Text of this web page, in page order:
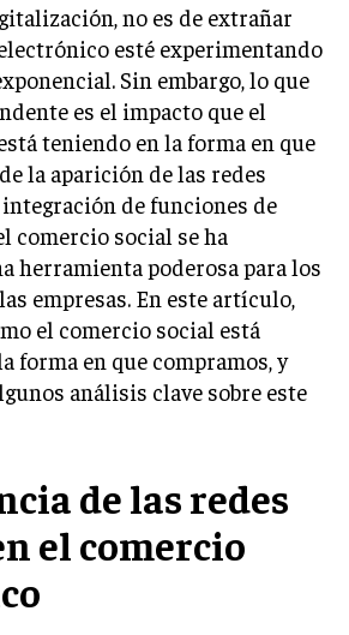
DE MARKETING
ENLACES
no es de extrañar
esté experimentando
Sin embargo, lo que
es el impacto que el
teniendo en la forma en que
la aparición de las redes
de funciones de
comercio social se ha
herramienta poderosa para los
empresas. En este artículo,
el comercio social está
forma en que compramos, y
análisis clave sobre este
de las redes
el comercio